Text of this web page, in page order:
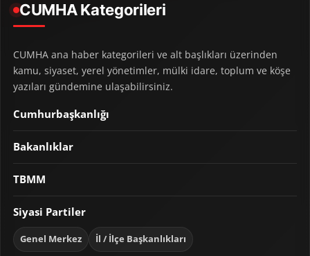
CUMHA Kategorileri
CUMHA ana haber kategorileri ve alt başlıkları üzerinden
kamu, siyaset, yerel yönetimler, mülki idare, toplum ve köşe
yazıları gündemine ulaşabilirsiniz.
Cumhurbaşkanlığı
Bakanlıklar
TBMM
Siyasi Partiler
Genel Merkez İl / İlçe Başkanlıkları